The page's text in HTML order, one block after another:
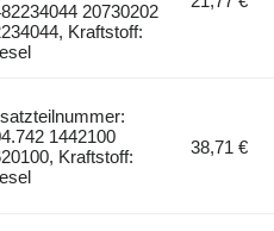
20730202
Kraftstoff:
1442100
Kraftstoff:
38,71 €